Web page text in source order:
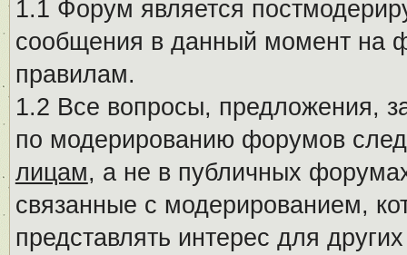
1.1 Форум является
сообщения в данный момент на
правилам.
1.2 Все вопросы, предложения,
по модерированию форумов
лицам, а не в публичных
связанные с модерированием,
представлять интерес для